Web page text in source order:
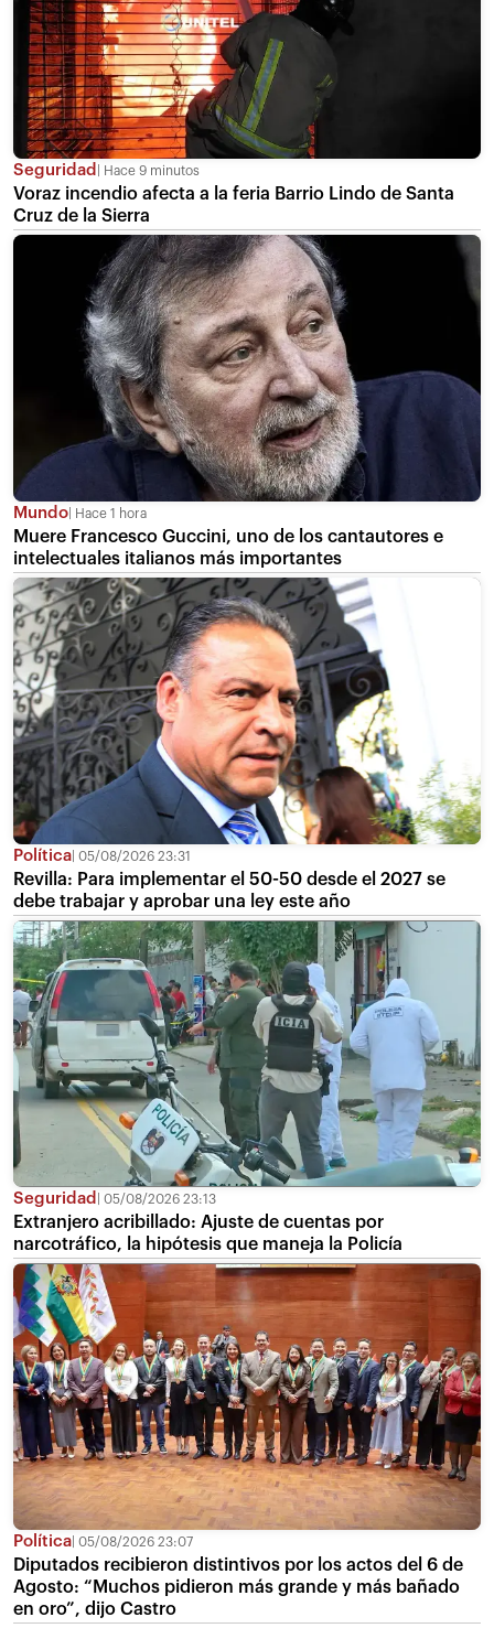
Seguridad Hace 9 minutos
Voraz incendio afecta a la feria Barrio Lindo de Santa
Cruz de la Sierra
Mundo Hace 1 hora
Muere Francesco Guccini, uno de los cantautores e
intelectuales italianos más importantes
Política 05/08/2026 23:31
Revilla: Para implementar el 50-50 desde el 2027 se
debe trabajar y aprobar una ley este año
Seguridad 05/08/2026 23:13
Extranjero acribillado: Ajuste de cuentas por
narcotráfico, la hipótesis que maneja la Policía
Política 05/08/2026 23:07
Diputados recibieron distintivos por los actos del 6 de
Agosto: “Muchos pidieron más grande y más bañado
en oro”, dijo Castro